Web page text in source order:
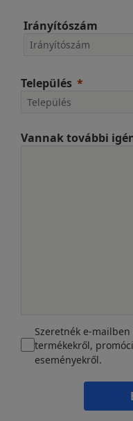
Irányítószám
Település
Vannak további
Szeretnék e-
termékekről,
eseményekről.